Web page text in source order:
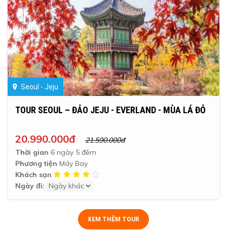
Seoul - Jeju
TOUR SEOUL – ĐẢO JEJU - EVERLAND - MÙA LÁ ĐỎ
20.990.000đ
21.590.000đ
Thời gian 6 ngày 5 đêm
Phương tiện Máy Bay
Khách sạn
Ngày đi:
XEM THÊM TOUR